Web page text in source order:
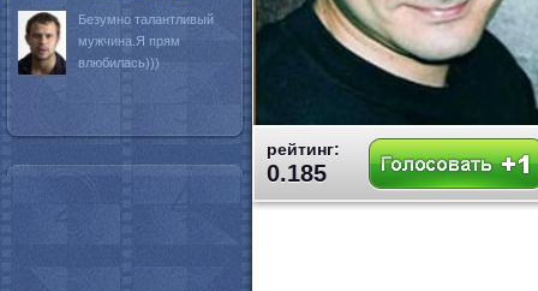
рейтинг:
0.185
Безумно талантливый
мужчина.Я прям
влюбилась)))